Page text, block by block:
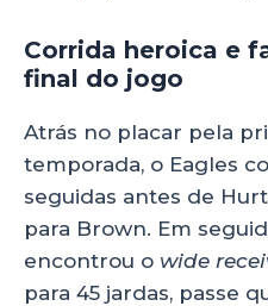
Corrida heroica e
final do jogo
Atrás no placar pela
temporada, o Eagles
seguidas antes de
para Brown. Em
encontrou o wide
para 45 jardas, passe